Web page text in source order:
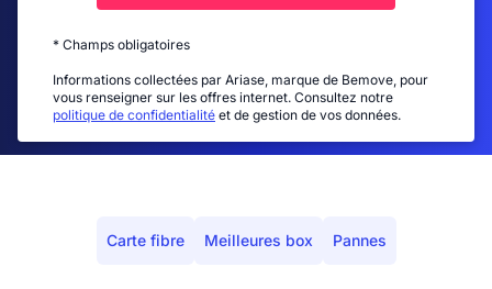
* Champs obligatoires
Informations collectées par Ariase, marque de Bemove, pour
vous renseigner sur les offres internet. Consultez notre
politique de confidentialité et de gestion de vos données.
Carte fibre Meilleures box Pannes